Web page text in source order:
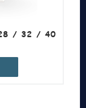
/ 32 / 40